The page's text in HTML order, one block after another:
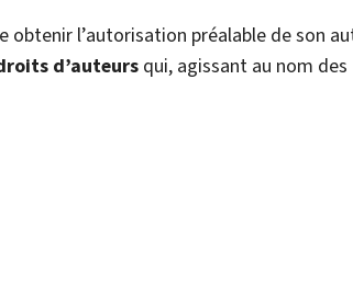
l’autorisation préalable de son
d’auteurs qui, agissant au nom